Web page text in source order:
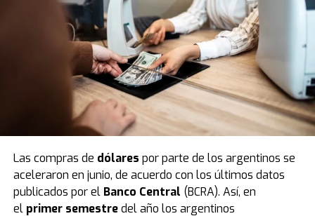
la fiesta, la presentación cerró con un enérgico
videoclip con la temática de largada de Fórmula 1,
simbolizando el gran arranque de esta temporada.
En este sentido, tras el evento de este fin de semana,
en los próximos días las calles de la ciudad se vestirán
Las compras de dólares por parte de los argentinos se
aceleraron en junio, de acuerdo con los últimos datos
publicados por el Banco Central (BCRA). Así, en
el primer semestredel año los argentinos